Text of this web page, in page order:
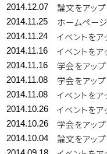
2014.12.07 論文をアッ
2014.11.25 ホームペー
2014.11.24 イベントをア
2014.11.16 イベントをア
2014.11.16 学会をアッ
2014.11.08 学会をアッ
2014.11.08 イベントをア
2014.10.26 イベントをア
2014.10.26 学会をアッ
2014.10.04 論文をアッ